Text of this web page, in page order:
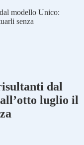
modello Unico:
senza
dal
luglio il